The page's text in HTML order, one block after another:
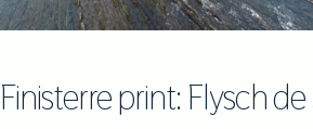
Finisterre print: Flysch